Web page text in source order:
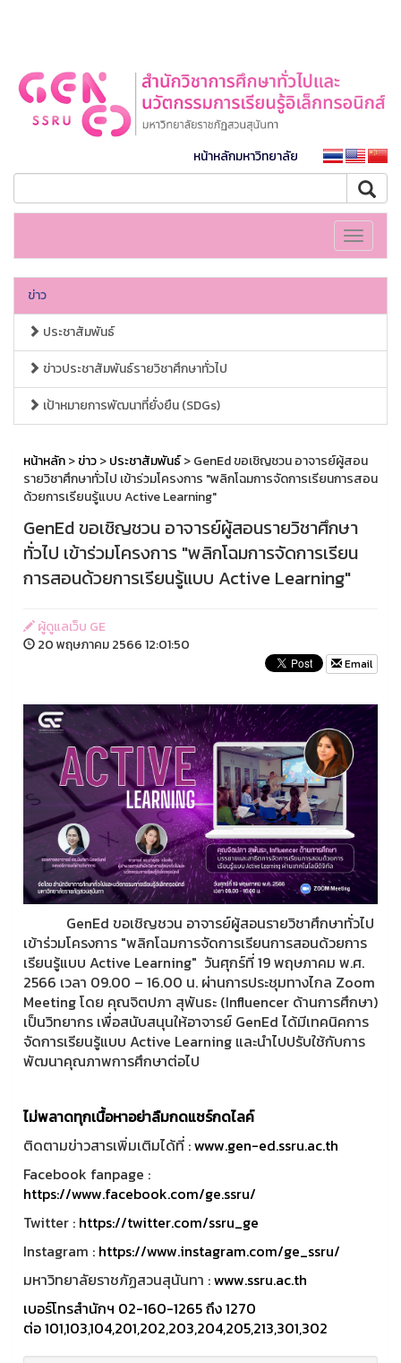
หน้าหลักมหาวิทยาลัย
Toggle
ข่าว
ประชาสัมพันธ์
ข่าวประชาสัมพันธ์รายวิชาศึกษาทั่วไป
เป้าหมายการพัฒนาที่ยั่งยืน (SDGs)
หน้าหลัก>ข่าว>ประชาสัมพันธ์> GenEd ขอเชิญชวน อาจารย์ผู้สอน
รายวิชาศึกษาทั่วไป เข้าร่วมโครงการ "พลิกโฉมการจัดการเรียนการสอน
ด้วยการเรียนรู้แบบ Active Learning"
GenEd ขอเชิญชวน อาจารย์ผู้สอนรายวิชาศึกษา
ทั่วไป เข้าร่วมโครงการ "พลิกโฉมการจัดการเรียน
การสอนด้วยการเรียนรู้แบบ Active Learning"
ผู้ดูแลเว็บ GE
20 พฤษภาคม 2566 12:01:50
Email
GenEd ขอเชิญชวน อาจารย์ผู้สอนรายวิชาศึกษาทั่วไป
เข้าร่วมโครงการ "พลิกโฉมการจัดการเรียนการสอนด้วยการ
เรียนรู้แบบ Active Learning" วันศุกร์ที่ 19 พฤษภาคม พ.ศ.
2566 เวลา 09.00 – 16.00 น. ผ่านการประชุมทางไกล Zoom
Meeting โดย คุณจิตปภา สุพันธะ (Influencer ด้านการศึกษา)
เป็นวิทยากร เพื่อสนับสนุนให้อาจารย์ GenEd ได้มีเทคนิคการ
จัดการเรียนรู้แบบ Active Learning และนำไปปรับใช้กับการ
พัฒนาคุณภาพการศึกษาต่อไป
ไม่พลาดทุกเนื้อหาอย่าลืมกดแชร์กดไลค์
ติดตามข่าวสารเพิ่มเติมได้ที่ :www.gen-ed.ssru.ac.th
Facebook fanpage :
https://www.facebook.com/ge.ssru/
Twitter : https://twitter.com/ssru_ge
Instagram : https://www.instagram.com/ge_ssru/
มหาวิทยาลัยราชภัฏสวนสุนันทา :www.ssru.ac.th
เบอร์โทรสำนักฯ 02-160-1265 ถึง 1270
ต่อ 101,103,104,201,202,203,204,205,213,301,302